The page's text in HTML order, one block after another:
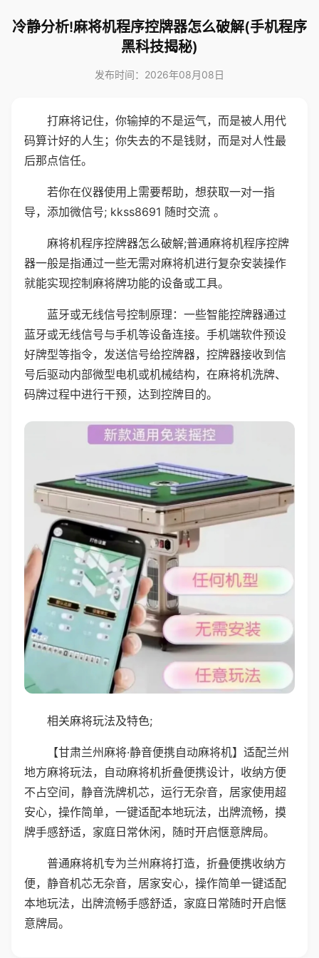
冷静分析!麻将机程序控牌器怎么破解(手机程序
黑科技揭秘)
发布时间：2026年08月08日
打麻将记住，你输掉的不是运气，而是被人用代
码算计好的人生；你失去的不是钱财，而是对人性最
后那点信任。
若你在仪器使用上需要帮助，想获取一对一指
导，添加微信号; kkss8691 随时交流 。
麻将机程序控牌器怎么破解;普通麻将机程序控牌
器一般是指通过一些无需对麻将机进行复杂安装操作
就能实现控制麻将牌功能的设备或工具。
蓝牙或无线信号控制原理：一些智能控牌器通过
蓝牙或无线信号与手机等设备连接。手机端软件预设
好牌型等指令，发送信号给控牌器，控牌器接收到信
号后驱动内部微型电机或机械结构，在麻将机洗牌、
码牌过程中进行干预，达到控牌目的。
相关麻将玩法及特色;
【甘肃兰州麻将·静音便携自动麻将机】适配兰州
地方麻将玩法，自动麻将机折叠便携设计，收纳方便
不占空间，静音洗牌机芯，运行无杂音，居家使用超
安心，操作简单，一键适配本地玩法，出牌流畅，摸
牌手感舒适，家庭日常休闲，随时开启惬意牌局。
普通麻将机专为兰州麻将打造，折叠便携收纳方
便，静音机芯无杂音，居家安心，操作简单一键适配
本地玩法，出牌流畅手感舒适，家庭日常随时开启惬
意牌局。